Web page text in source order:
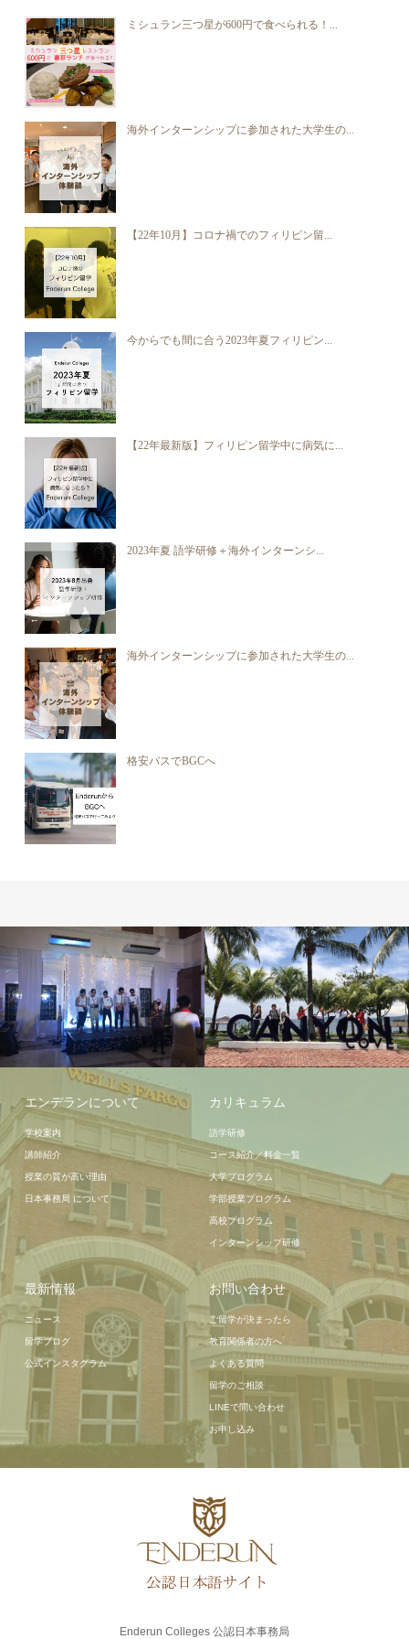
ミシュラン三つ星が600円で食べられる！...
海外インターンシップに参加された大学生の...
【22年10月】コロナ禍でのフィリピン留...
今からでも間に合う2023年夏フィリピン...
【22年最新版】フィリピン留学中に病気に...
2023年夏 語学研修＋海外インターンシ...
海外インターンシップに参加された大学生の...
格安バスでBGCへ
周辺情報
周辺情報
エンデランについて
学校案内
講師紹介
授業の質が高い理由
日本事務局 について
カリキュラム
語学研修
コース紹介／料金一覧
大学プログラム
学部授業プログラム
高校プログラム
インターンシップ研修
最新情報
ニュース
留学ブログ
公式インスタグラム
お問い合わせ
ご留学が決まったら
教育関係者の方へ
よくある質問
留学のご相談
LINEで問い合わせ
お申し込み
Enderun Colleges 公認日本事務局